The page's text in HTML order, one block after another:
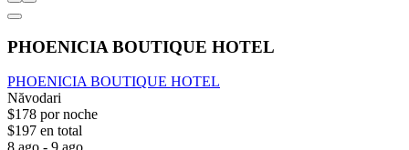
PHOENICIA BOUTIQUE HOTEL
PHOENICIA BOUTIQUE HOTEL
Năvodari
$178 por noche
$197 en total